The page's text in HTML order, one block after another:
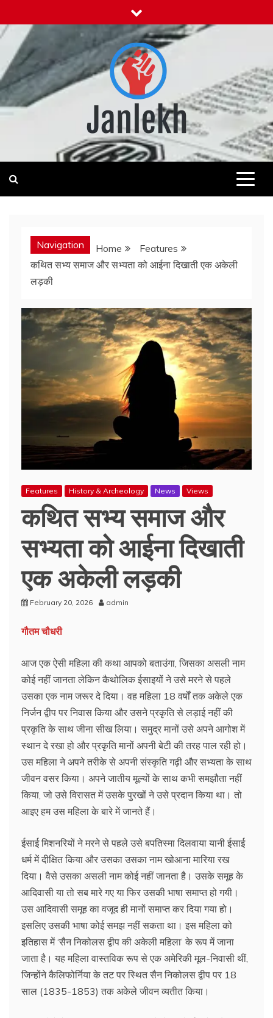
to
content
News for Public
Navigation Home
Features
कथित सभ्य समाज और सभ्यता को आईना दिखाती एक अकेली
लड़की
Features History & Archeology News Views
कथित सभ्य समाज और
सभ्यता को आईना दिखाती
एक अकेली लड़की
February 20, 2026 admin
गौतम चौधरी
आज एक ऐसी महिला की कथा आपको बताउंगा, जिसका असली नाम
कोई नहीं जानता लेकिन कैथोलिक ईसाइयों ने उसे मरने से पहले
उसका एक नाम जरूर दे दिया। वह महिला 18 वर्षों तक अकेले एक
निर्जन द्वीप पर निवास किया और उसने प्रकृति से लड़ाई नहीं की
प्रकृति के साथ जीना सीख लिया। समुद्र मानों उसे अपने आगोश में
स्थान दे रखा हो और प्रकृति मानों अपनी बेटी की तरह पाल रही हो।
उस महिला ने अपने तरीके से अपनी संस्कृति गढ़ी और सभ्यता के साथ
जीवन वसर किया। अपने जातीय मूल्यों के साथ कभी समझौता नहीं
किया, जो उसे विरासत में उसके पुरखों ने उसे प्रदान किया था। तो
आइए हम उस महिला के बारे में जानते हैं।
ईसाई मिशनरियों ने मरने से पहले उसे बपतिस्मा दिलवाया यानी ईसाई
धर्म में दीक्षित किया और उसका उसका नाम खोआना मारिया रख
दिया। वैसे उसका असली नाम कोई नहीं जानता है। उसके समूह के
आदिवासी या तो सब मारे गए या फिर उसकी भाषा समाप्त हो गयी।
उस आदिवासी समूह का वजूद ही मानों समाप्त कर दिया गया हो।
इसलिए उसकी भाषा कोई समझ नहीं सकता था। इस महिला को
इतिहास में ‘सैन निकोलस द्वीप की अकेली महिला’ के रूप में जाना
जाता है। यह महिला वास्तविक रूप से एक अमेरिकी मूल-निवासी थीं,
जिन्होंने कैलिफोर्निया के तट पर स्थित सैन निकोलस द्वीप पर 18
साल (1835-1853) तक अकेले जीवन व्यतीत किया।